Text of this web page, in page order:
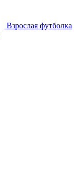
Взрослая футболка